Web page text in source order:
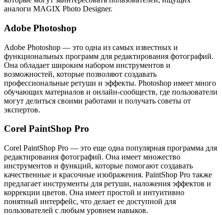
аналоги MAGIX Photo Designer.
Adobe Photoshop
Adobe Photoshop — это одна из самых известных и
функциональных программ для редактирования фотографий.
Она обладает широким набором инструментов и
возможностей, которые позволяют создавать
профессиональные ретуши и эффекты. Photoshop имеет много
обучающих материалов и онлайн-сообществ, где пользователи
могут делиться своими работами и получать советы от
экспертов.
Corel PaintShop Pro
Corel PaintShop Pro — это еще одна популярная программа для
редактирования фотографий. Она имеет множество
инструментов и функций, которые помогают создавать
качественные и красочные изображения. PaintShop Pro также
предлагает инструменты для ретуши, наложения эффектов и
коррекции цветов. Она имеет простой и интуитивно
понятный интерфейс, что делает ее доступной для
пользователей с любым уровнем навыков.